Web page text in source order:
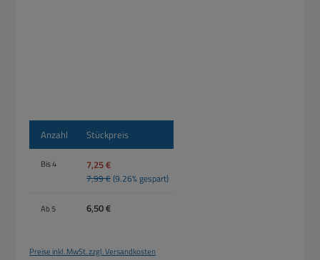
Anzahl Stückpreis
Bis4 7,25 €
7,99 €(9.26% gespart)
Ab 5 6,50 €
Preise inkl. MwSt. zzgl. Versandkosten